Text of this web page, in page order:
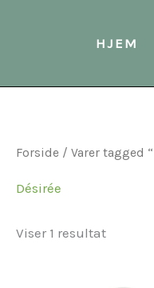
HJEM
Forside / Varer tagged
Désirée
Viser 1 resultat